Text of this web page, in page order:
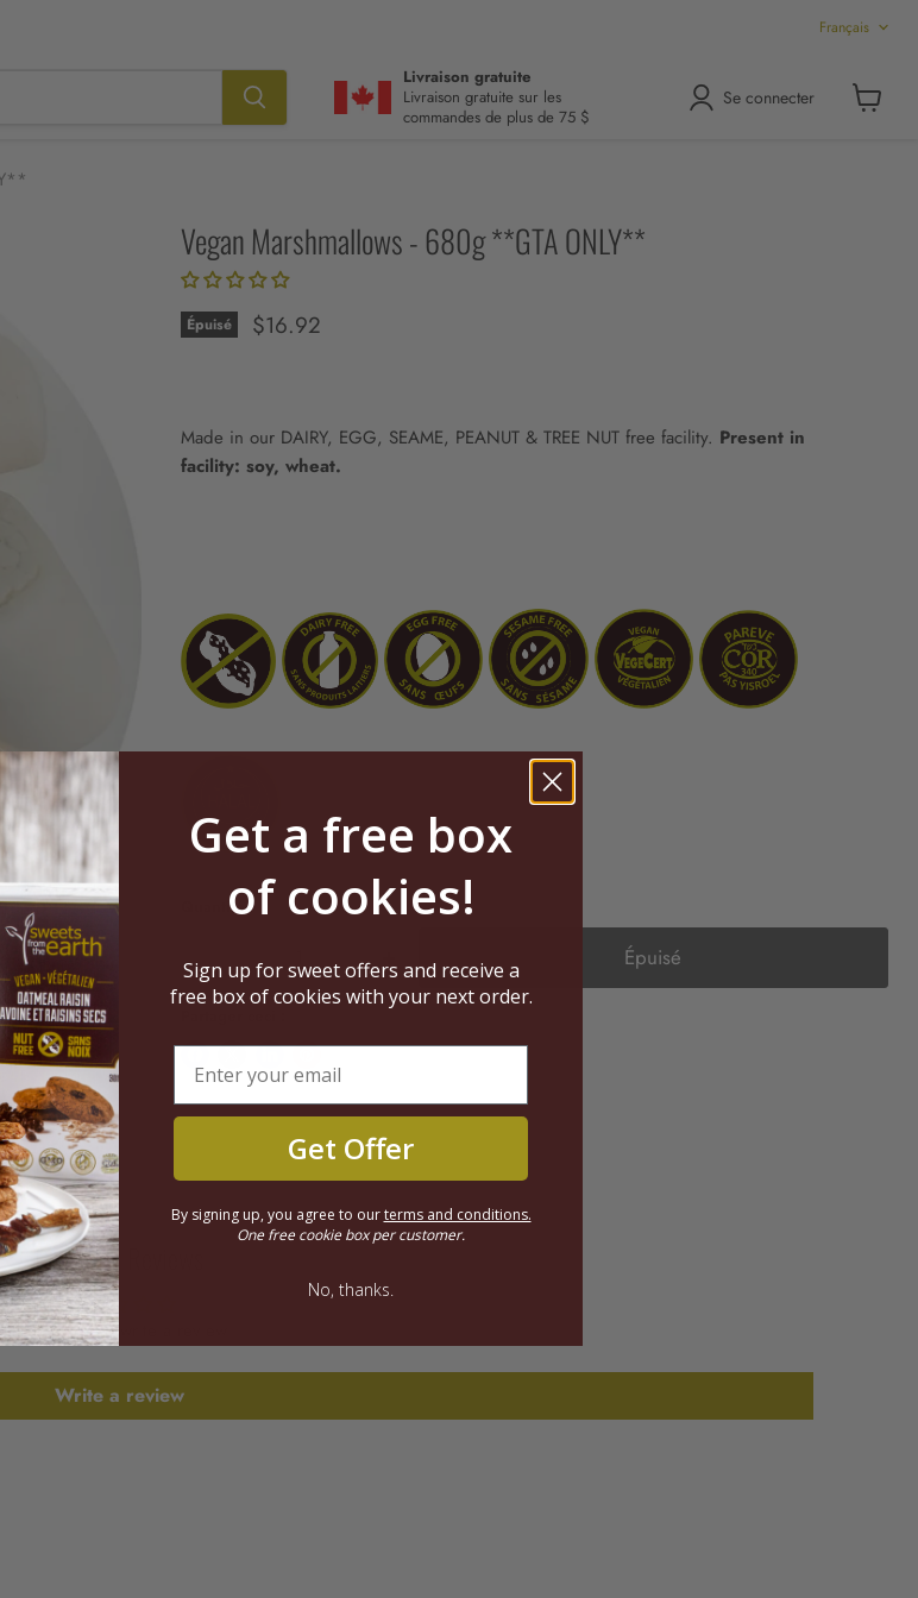
Langue
Français
Livraison gratuite
Livraison gratuite sur les
commandes de plus de 75 $
Se connecter
Voir
pour zoomer
Vegan Marshmallows - 680g **GTA ONLY**
Épuisé Prix actuel
$16.92
Made in our DAIRY, EGG, SEAME, PEANUT & TREE NUT free facility. Present in
facility: soy, wheat.
Quantité
Épuisé
Customer Reviews
Be the first to write a review
Write a review
Get a free box
of cookies!
Sign up for sweet offers and receive a
free box of cookies with your next order.
Get Offer
By signing up, you agree to ourterms and conditions.
One free cookie box per customer.
No, thanks.